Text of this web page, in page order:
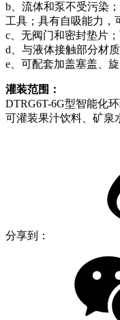
b、流体和泵不受污染
工具；具有自吸能力，
c、无阀门和密封垫片；
d、与液体接触部分材
e、可配套加盖塞盖、
灌装范围：
DTRG6T-6G型智能化
可灌装果汁饮料、矿泉
分享到：